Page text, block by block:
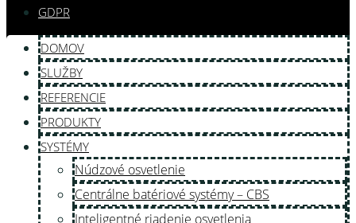
GDPR
DOMOV
SLUŽBY
REFERENCIE
PRODUKTY
SYSTÉMY
Núdzové osvetlenie
Centrálne batériové systémy – CBS
Inteligentné riadenie osvetlenia